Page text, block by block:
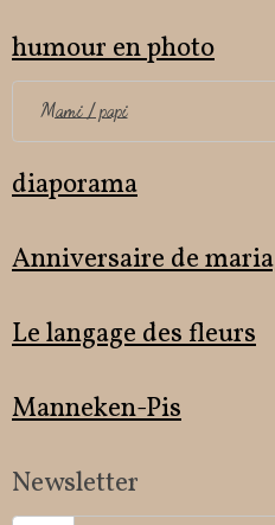
humour en photo
Mami / papi
diaporama
Anniversaire de
Le langage des fleurs
Manneken-Pis
Newsletter